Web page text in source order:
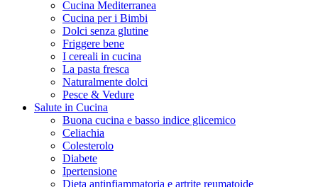
Cucina Mediterranea
Cucina per i Bimbi
Dolci senza glutine
Friggere bene
I cereali in cucina
La pasta fresca
Naturalmente dolci
Pesce & Vedure
Salute in Cucina
Buona cucina e basso indice glicemico
Celiachia
Colesterolo
Diabete
Ipertensione
Dieta antinfiammatoria e artrite reumatoide